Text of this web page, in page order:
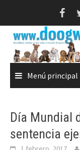
Menú principal
Día Mundial
sentencia